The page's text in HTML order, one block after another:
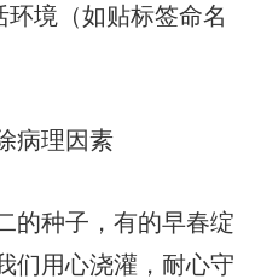
境（如贴标签命名
病理因素
种子，有的早春绽
们用心浇灌，耐心守